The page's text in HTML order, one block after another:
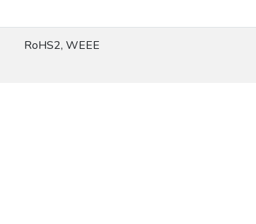
RoHS2, WEEE